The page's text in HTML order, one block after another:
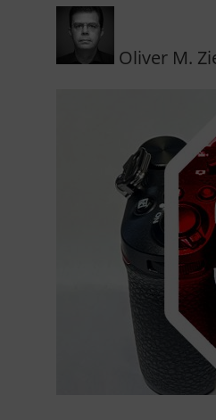
Oliver M.